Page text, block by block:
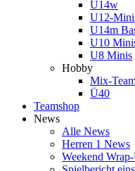
U14w
U12-
U14m
U10
U8 Minis
Hobby
Mix-
Ü40
Teamshop
News
Alle News
Herren 1 News
Weekend